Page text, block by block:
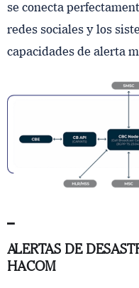
se conecta
redes sociales y los
capacidades de alerta
ALERTAS DE
HACOM